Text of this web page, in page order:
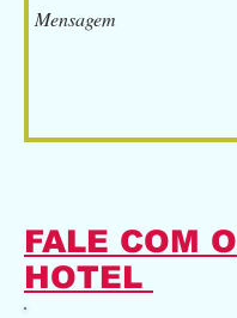
FALE COM O
HOTEL